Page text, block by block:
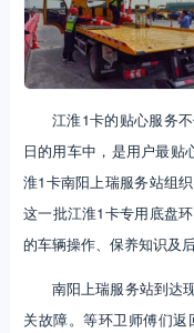
江淮1卡的贴心服务
日的用车中，是用户最贴
淮1卡南阳上瑞服务站组
这一批江淮1卡专用底盘
的车辆操作、保养知识及
南阳上瑞服务站到达
关故障。等环卫师傅们